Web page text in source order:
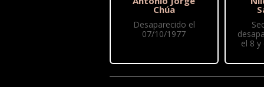
Chúa
Desaparecido el
07/10/1977
el 8